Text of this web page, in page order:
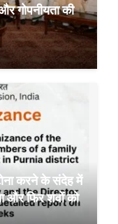
गोपनीयता की
करने के संदेह में
और फिर शवों को